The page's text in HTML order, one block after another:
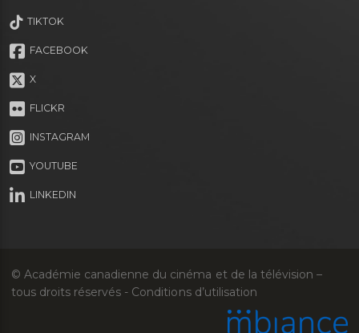
TIKTOK
FACEBOOK
X
FLICKR
INSTAGRAM
YOUTUBE
LINKEDIN
© Académie canadienne du cinéma et de la télévision –
tous droits réservés - Conditions d’utilisation